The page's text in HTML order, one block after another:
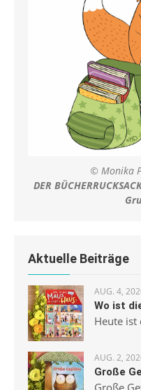
© Monika
DER
Aktuelle Beiträge
AUG. 4,
Wo ist
Heute ist
AUG. 2,
Große
Große